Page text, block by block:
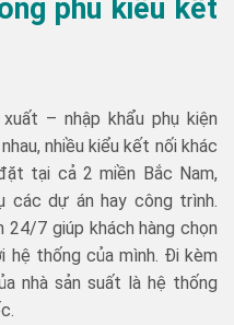
phú kiểu kết
– nhập khẩu phụ kiện
nhiều kiểu kết nối khác
tại cả 2 miền Bắc Nam,
các dự án hay công trình.
7 giúp khách hàng chọn
hệ thống của mình. Đi kèm
nhà sản suất là hệ thống